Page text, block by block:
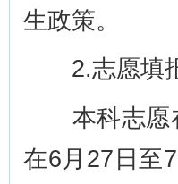
生政策。
2.志愿填
本科志愿在
在6月27日至